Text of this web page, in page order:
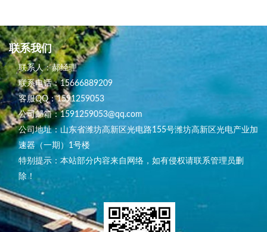
联系我们
联系人：郝经理
联系电话：15666889209
客服QQ：1591259053
公司邮箱：1591259053@qq.com
公司地址：山东省潍坊高新区光电路155号潍坊高新区光电产业加
速器（一期）1号楼
特别提示：本站部分内容来自网络，如有侵权请联系管理员删
除！